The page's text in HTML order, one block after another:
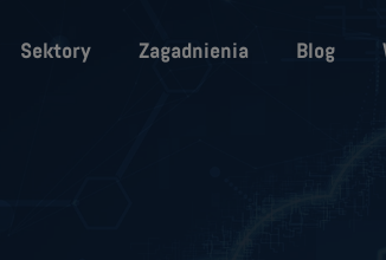
Sektory Zagadnienia Blog